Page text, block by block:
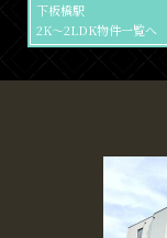
下板橋駅
2K～2LDK物件一覧へ